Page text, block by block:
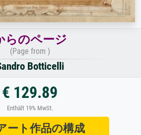
らのページ
(Page from )
Botticelli
€ 129.89
Enthält 19% MwSt.
ート作品の構成